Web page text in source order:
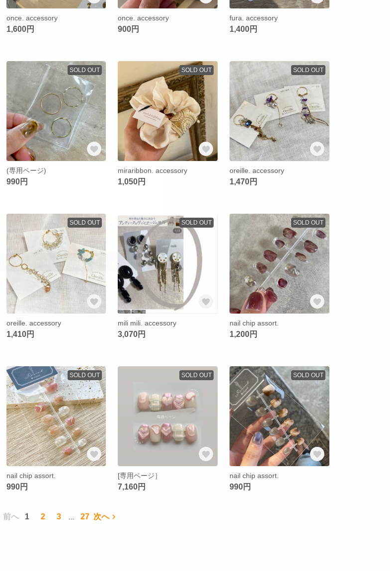
once. accessory
1,600円
once. accessory
900円
fura. accessory
1,400円
SOLD OUT
(専用ページ)
990円
SOLD OUT
miraribbon. accessory
1,050円
SOLD OUT
oreille. accessory
1,470円
SOLD OUT
oreille. accessory
1,410円
SOLD OUT
mili mili. accessory
3,070円
SOLD OUT
nail chip assort.
1,200円
SOLD OUT
nail chip assort.
990円
SOLD OUT
[専用ページ］
7,160円
SOLD OUT
nail chip assort.
990円
前へ 1 2 3 27 次へ